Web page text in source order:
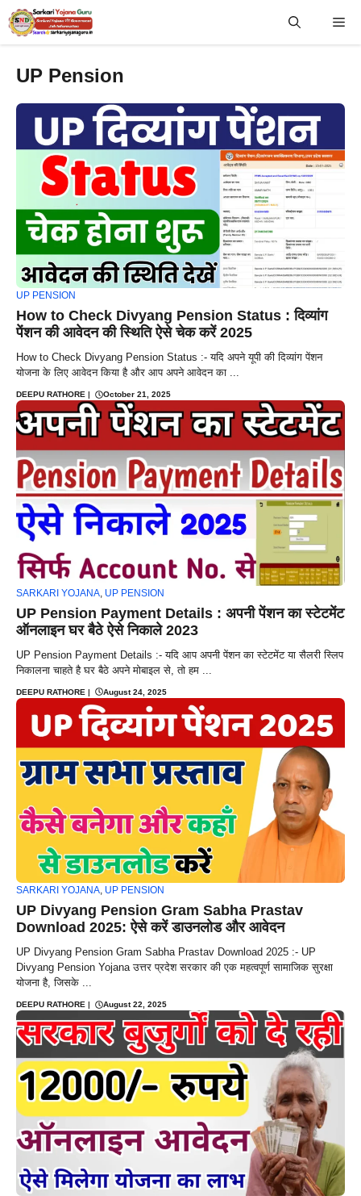
Skip
to
UP Pension
UP PENSION
How to Check Divyang Pension Status : दिव्यांग
पेंशन की आवेदन की स्थिति ऐसे चेक करें 2025
How to Check Divyang Pension Status :- यदि अपने यूपी की दिव्यांग पेंशन
योजना के लिए आवेदन किया है और आप अपने आवेदन का ...
DEEPU RATHORE October 21, 2025
SARKARI YOJANA, UP PENSION
UP Pension Payment Details : अपनी पेंशन का स्टेटमेंट
ऑनलाइन घर बैठे ऐसे निकाले 2023
UP Pension Payment Details :- यदि आप अपनी पेंशन का स्टेटमेंट या सैलरी स्लिप
निकालना चाहते है घर बैठे अपने मोबाइल से, तो हम ...
DEEPU RATHORE | August 24, 2025
SARKARI YOJANA, UP PENSION
UP Divyang Pension Gram Sabha Prastav
Download 2025: ऐसे करें डाउनलोड और आवेदन
UP Divyang Pension Gram Sabha Prastav Download 2025 :- UP
Divyang Pension Yojana उत्तर प्रदेश सरकार की एक महत्वपूर्ण सामाजिक सुरक्षा
योजना है, जिसके ...
DEEPU RATHORE August 22, 2025